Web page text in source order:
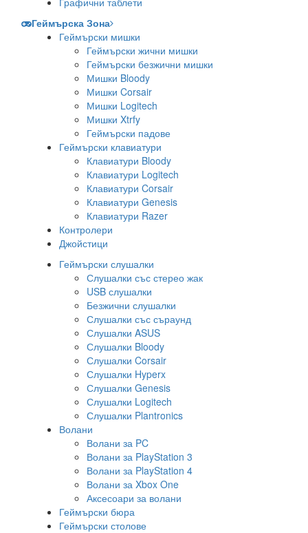
Геймърска Зона
Геймърски мишки
Геймърски жични мишки
Геймърски безжични мишки
Мишки Bloody
Мишки Corsair
Мишки Logitech
Мишки Xtrfy
Геймърски падове
Геймърски клавиатури
Клавиатури Bloody
Клавиатури Logitech
Клавиатури Corsair
Клавиатури Genesis
Клавиатури Razer
Контролери
Джойстици
Геймърски слушалки
Слушалки със стерео жак
USB слушалки
Безжични слушалки
Слушалки със съраунд
Слушалки ASUS
Слушалки Bloody
Слушалки Corsair
Слушалки Hyperx
Слушалки Genesis
Слушалки Logitech
Слушалки Plantronics
Волани
Волани за PC
Волани за PlayStation 3
Волани за PlayStation 4
Волани за Xbox One
Аксесоари за волани
Геймърски бюра
Геймърски столове